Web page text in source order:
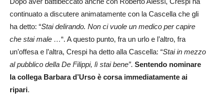
continuato a discutere animatamente con la Cascella che gli
ha detto: “Stai delirando. Non ci vuole un medico per capire
che stai male …“. A questo punto, fra un urlo e l’altro, fra
un’offesa e l’altra, Crespi ha detto alla Cascella: “Stai in mezzo
al pubblico della De Filippi, lì stai bene”. Sentendo nominare
la collega Barbara d’Urso è corsa immediatamente ai
ripari.